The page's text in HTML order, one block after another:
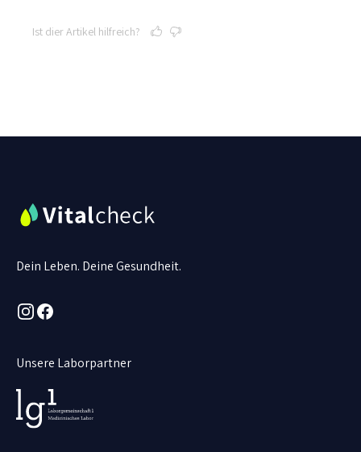
Ist dier Artikel hilfreich?
Dein Leben. Deine Gesundheit.
Instagram
Facebook
Unsere Laborpartner